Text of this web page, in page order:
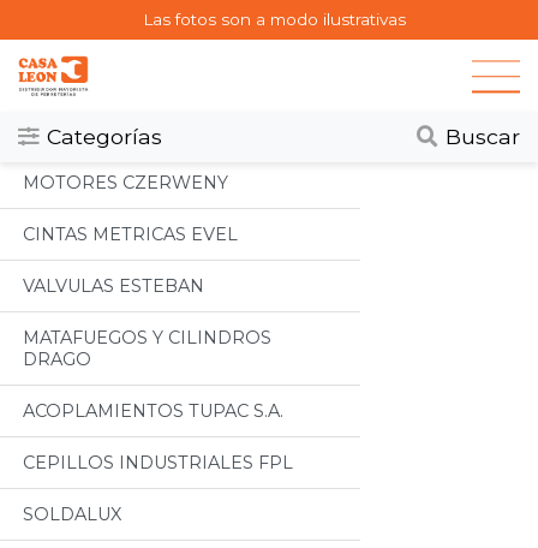
Las fotos son a modo ilustrativas
Categorías Buscar
Categorias
Todos
MOTORES CZERWENY
CINTAS METRICAS EVEL
VALVULAS ESTEBAN
MATAFUEGOS Y CILINDROS
DRAGO
ACOPLAMIENTOS TUPAC S.A.
CEPILLOS INDUSTRIALES FPL
SOLDALUX